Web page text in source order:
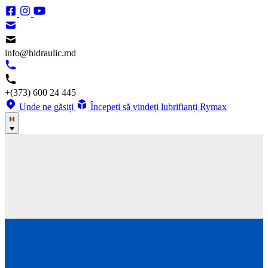
info@hidraulic.md
+(373) 600 24 445
Unde ne găsiți
Începeți să vindeți lubrifianți Rymax